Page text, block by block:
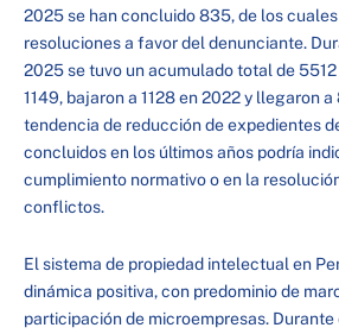
2025 se han concluido 835, de los
resoluciones a favor del denunciante.
2025 se tuvo un acumulado total de 5512
1149, bajaron a 1128 en 2022 y llegaron
tendencia de reducción de expedientes
concluidos en los últimos años podría
cumplimiento normativo o en la
conflictos.
El sistema de propiedad intelectual en
dinámica positiva, con predominio de
participación de microempresas.